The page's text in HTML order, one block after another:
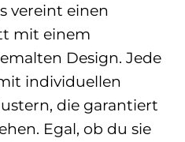
vereint einen
mit einem
Design. Jede
individuellen
die garantiert
Egal, ob du sie